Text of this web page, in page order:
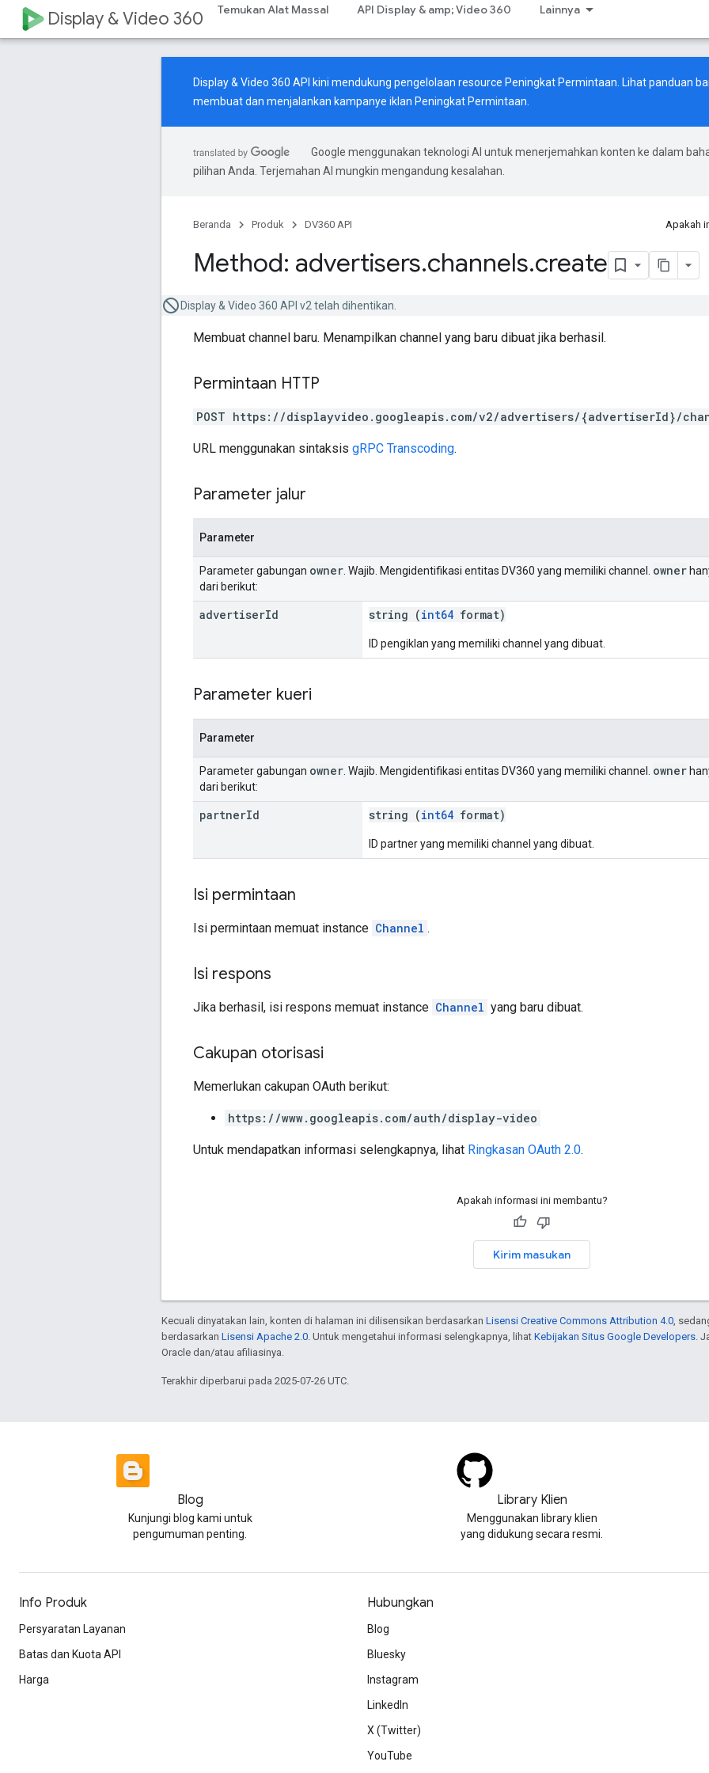
Display & Video 360 Temukan Alat Massal API Display & amp; Video 360 Lainnya
Display & Video 360 API kini mendukung pengelolaan resource Peningkat Permintaan. Lihatpanduan
membuat dan menjalankan kampanye iklan Peningkat Permintaan.
Google menggunakan teknologi AI untuk menerjemahkan konten ke dalam
pilihan Anda. Terjemahan AI mungkin mengandung kesalahan.
Beranda Produk DV360 API Apakah
Method: advertisers.channels.create
Display & Video 360 API v2 telah dihentikan.
Membuat channel baru. Menampilkan channel yang baru dibuat jika berhasil.
Permintaan HTTP
POST https://displayvideo.googleapis.com/v2/advertisers/{advertiserId}/
URL menggunakan sintaksis gRPC Transcoding.
Parameter jalur
Parameter
Parameter gabungan owner . Wajib. Mengidentifikasi entitas DV360 yang memiliki channel. owner
dari berikut:
advertiserId string (int64 format)
ID pengiklan yang memiliki channel yang dibuat.
Parameter kueri
Parameter
Parameter gabungan owner . Wajib. Mengidentifikasi entitas DV360 yang memiliki channel. owner
dari berikut:
partnerId string (int64 format)
ID partner yang memiliki channel yang dibuat.
Isi permintaan
Isi permintaan memuat instance Channel .
Isi respons
Jika berhasil, isi respons memuat instance Channel yang baru dibuat.
Cakupan otorisasi
Memerlukan cakupan OAuth berikut:
https://www.googleapis.com/auth/display-video
Untuk mendapatkan informasi selengkapnya, lihat Ringkasan OAuth 2.0.
Apakah informasi ini membantu?
Kirim masukan
Kecuali dinyatakan lain, konten di halaman ini dilisensikan berdasarkan Lisensi Creative Commons Attribution 4.0 ,
berdasarkan Lisensi Apache 2.0 . Untuk mengetahui informasi selengkapnya, lihat Kebijakan Situs Google Developers .
Oracle dan/atau afiliasinya.
Terakhir diperbarui pada 2025-07-26 UTC.
Blog
Kunjungi blog kami untuk
pengumuman penting.
Library Klien
Menggunakan library klien
yang didukung secara resmi.
Info Produk
Persyaratan Layanan
Batas dan Kuota API
Harga
Hubungkan
Blog
Bluesky
Instagram
LinkedIn
X (Twitter)
YouTube